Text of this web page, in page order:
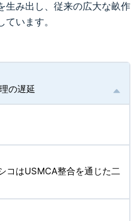
生み出し、従来の広大な畝作
います。
の遅延
コはUSMCA整合を通じた二